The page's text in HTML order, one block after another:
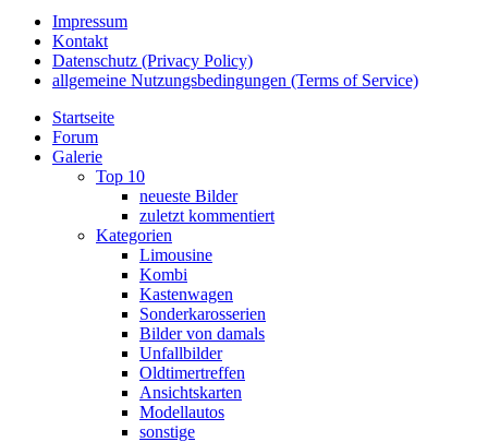
Impressum
Kontakt
Datenschutz (Privacy Policy)
allgemeine Nutzungsbedingungen (Terms of Service)
Startseite
Forum
Galerie
Top 10
neueste Bilder
zuletzt kommentiert
Kategorien
Limousine
Kombi
Kastenwagen
Sonderkarosserien
Bilder von damals
Unfallbilder
Oldtimertreffen
Ansichtskarten
Modellautos
sonstige